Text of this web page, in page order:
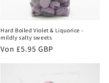
Hard Boiled Violet & Liquorice -
mildly salty sweets
Normaler
Von £5.95 GBP